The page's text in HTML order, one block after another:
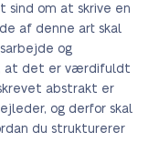
sind om at skrive en
af denne art skal
og
at det er værdifuldt
abstrakt er
og derfor skal
du strukturerer